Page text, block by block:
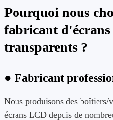
Pourquoi nous
fabricant
transparents ?
● Fabricant
Nous produisons des boîtiers/
écrans LCD depuis de